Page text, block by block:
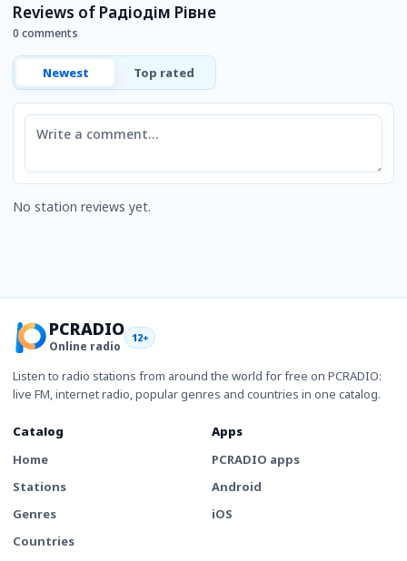
Reviews of Радіодім Рівне
0 comments
Newest Top rated
Comment
No station reviews yet.
PCRADIO
Online radio
12+
Listen to radio stations from around the world for free on PCRADIO:
live FM, internet radio, popular genres and countries in one catalog.
Catalog
Home
Stations
Genres
Countries
Apps
PCRADIO apps
Android
iOS